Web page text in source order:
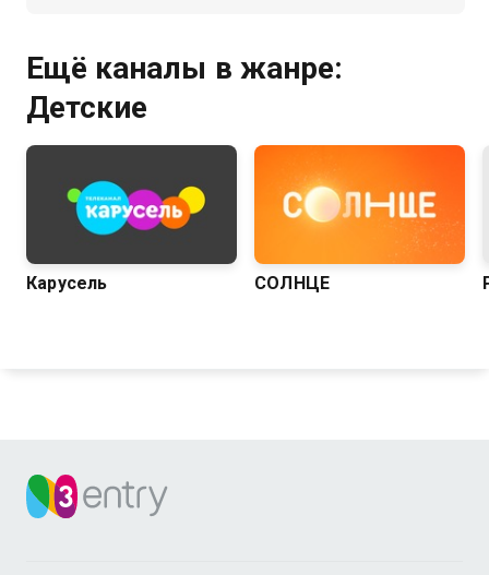
Ещё каналы в жанре:
Детские
Карусель СОЛНЦЕ